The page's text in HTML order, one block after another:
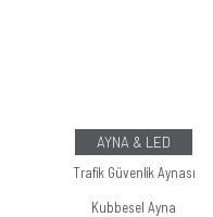
AYNA & LED
Trafik Güvenlik Aynası
Kubbesel Ayna